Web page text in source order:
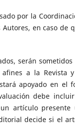
por la
en caso de
serán
a la Revista
apoyado en el
debe
artículo
decide si el